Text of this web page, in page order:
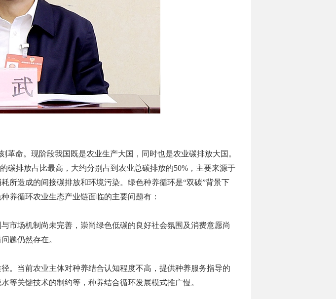
命。现阶段我国既是农业生产大国，同时也是农业碳排放大国。
碳排放占比最高，大约分别占到农业总碳排放的50%，主要来源于
所造成的间接碳排放和环境污染。 绿色种养循环是“双碳”背景下
种养循环农业生态产业链面临的主要问题有：
与市场机制尚未完善，崇尚绿色低碳的良好社会氛围及消费意愿尚
题仍然存在。
。当前农业主体对种养结合认知程度不高，提供种养服务指导的
等关键技术的制约等，种养结合循环发展模式推广慢。